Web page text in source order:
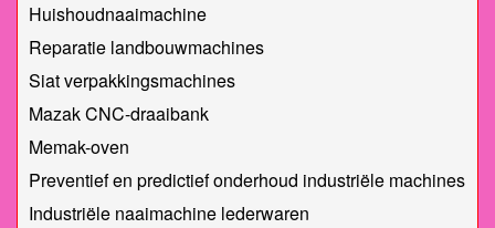
Huishoudnaaimachine
Reparatie landbouwmachines
Siat verpakkingsmachines
Mazak CNC-draaibank
Memak-oven
Preventief en predictief onderhoud industriële machines
Industriële naaimachine lederwaren